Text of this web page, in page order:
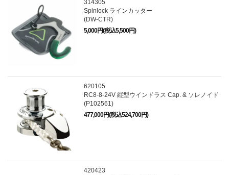
314305
Spinlock ラインカッター
(DW-CTR)
5,000円(税込5,500円)
620105
RC8-8-24V 縦型ウインドラス Cap. & ソレノイド
(P102561)
477,000円(税込524,700円)
420423